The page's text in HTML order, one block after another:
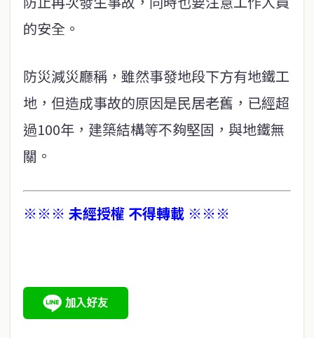
的安全。
防災減災廳稱，雖然事發地段下方有地鐵工
地，但造成事故的原因是民居老舊，已經超
過100年，建築結構等不夠堅固，與地鐵無
關。
※※※ 未經授權 不得轉載 ※※※